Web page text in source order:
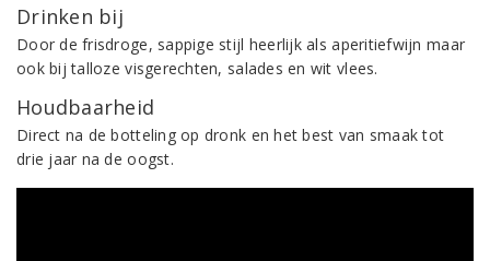
Drinken bij
Door de frisdroge, sappige stijl heerlijk als aperitiefwijn maar
ook bij talloze visgerechten, salades en wit vlees.
Houdbaarheid
Direct na de botteling op dronk en het best van smaak tot
drie jaar na de oogst.